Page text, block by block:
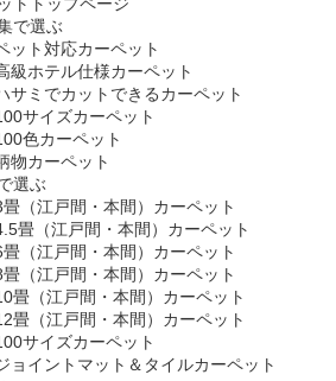
トトップページ
で選ぶ
ット対応カーペット
級ホテル仕様カーペット
サミでカットできるカーペット
サイズカーペット
色カーペット
物カーペット
選ぶ
畳（江戸間・本間）カーペット
畳（江戸間・本間）カーペット
畳（江戸間・本間）カーペット
畳（江戸間・本間）カーペット
畳（江戸間・本間）カーペット
畳（江戸間・本間）カーペット
サイズカーペット
ョイントマット＆タイルカーペット